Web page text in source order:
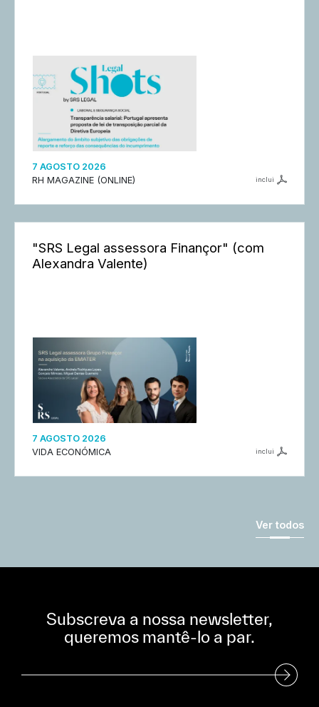
7 AGOSTO 2026
RH MAGAZINE (ONLINE)
inclui
"SRS Legal assessora Finançor" (com
Alexandra Valente)
7 AGOSTO 2026
VIDA ECONÓMICA
inclui
Ver todos
Subscreva a nossa newsletter,
queremos mantê-lo a par.
Subscreva a nossa Newsletter